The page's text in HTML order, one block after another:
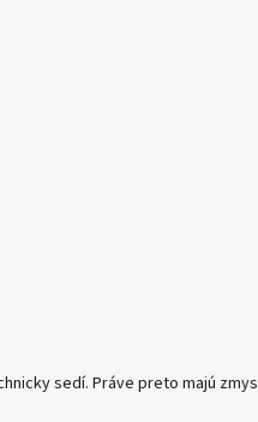
sedí. Práve preto majú